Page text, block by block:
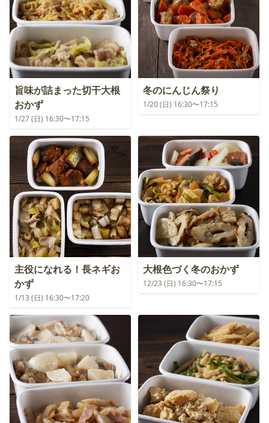
旨味が詰まった切干大根
おかず
1/27 (日) 16:30〜17:15
冬のにんじん祭り
1/20 (日) 16:30〜17:15
主役になれる！長ネギお
かず
1/13 (日) 16:30〜17:20
大根色づく冬のおかず
12/23 (日) 16:30〜17:15